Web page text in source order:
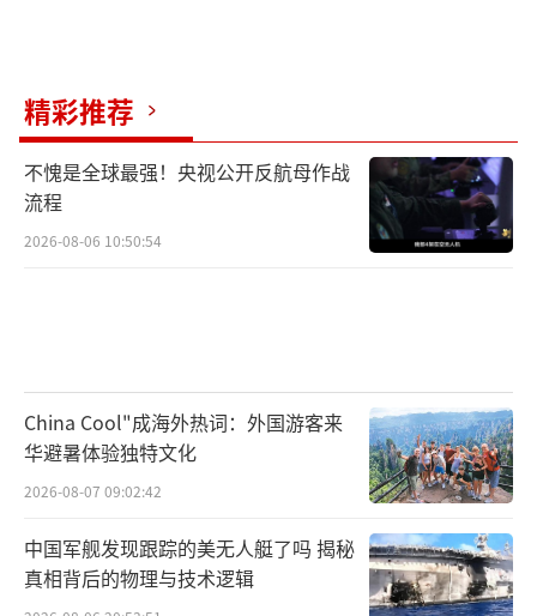
精彩推荐
不愧是全球最强！央视公开反航母作战
流程
2026-08-06 10:50:54
China Cool"成海外热词：外国游客来
华避暑体验独特文化
2026-08-07 09:02:42
中国军舰发现跟踪的美无人艇了吗 揭秘
真相背后的物理与技术逻辑